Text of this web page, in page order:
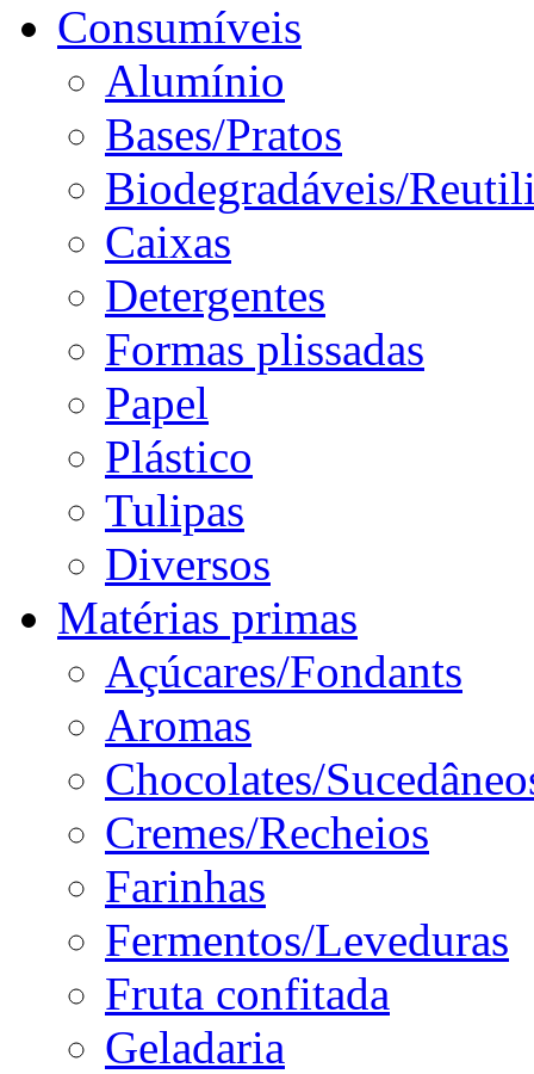
Consumíveis
Alumínio
Bases/Pratos
Biodegradáveis/
Caixas
Detergentes
Formas plissadas
Papel
Plástico
Tulipas
Diversos
Matérias primas
Açúcares/Fondants
Aromas
Chocolates/
Cremes/Recheios
Farinhas
Fermentos/Leveduras
Fruta confitada
Geladaria